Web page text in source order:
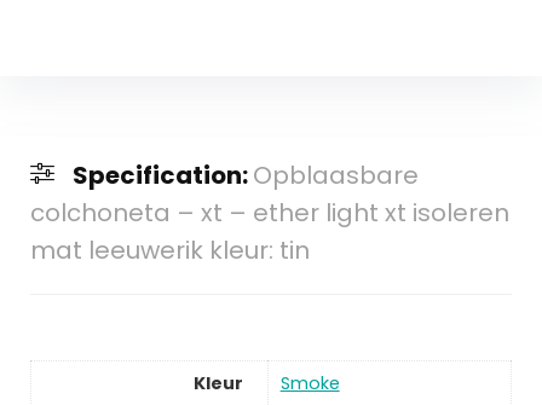
Specification:Opblaasbare
colchoneta – xt – ether light xt isoleren
mat leeuwerik kleur: tin
Kleur
Smoke